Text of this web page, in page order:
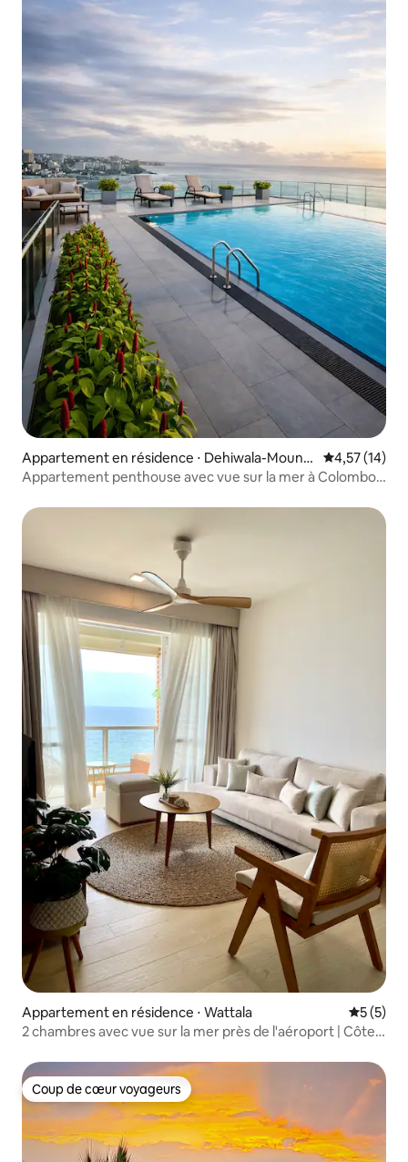
Appartement en résidence ⋅ Dehiwala-Mount
Lavinia
Évaluation
4,57 (14)
Appartement penthouse avec vue sur la mer à Colombo -
Appartement en résidence ⋅ Wattala
5 (5)
2 chambres avec vue sur la mer près de l'aéroport | Côte
Coup de cœur voyageurs
Coup de cœur voyageurs